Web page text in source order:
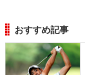
おすすめ記事